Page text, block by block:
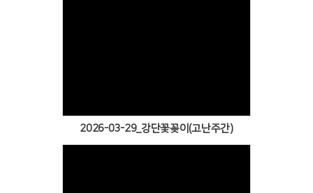
2026-03-29_강단꽃꽂이(고난주간)